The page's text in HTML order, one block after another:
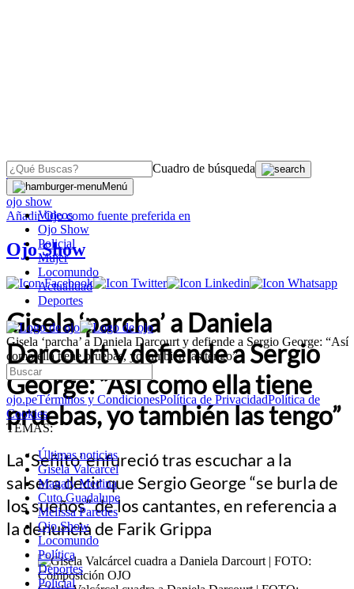
Cuadro de búsqueda
Menú
Videos
Ojo Show
Policial
Mujer
Locomundo
Actualidad
Deportes
Gisela ‘parcha’ a Daniela Darcourt y defiende a Sergio George: “Así
como ella tiene pruebas, yo también las tengo”
ojo.peTérminos y CondicionesPolítica de PrivacidadPolítica de
Cookies
TEMAS:
Últimas noticias
Gisela Valcarcel
Magaly Medina
Cuto Guadalupe
Melissa Paredes
Ojo Show
Locomundo
Política
Deportes
Policial
OJO
ojo show
AñadirOjocomo fuente preferida en
Ojo Show
Gisela ‘parcha’ a Daniela
Darcourt y defiende a Sergio
George: “Así como ella tiene
pruebas, yo también las tengo”
La ‘Señito’ enfureció tras escuchar a la
salsera decir que Sergio George “se burla de
los sueños” de los cantantes, en referencia a
la denuncia de Farik Grippa